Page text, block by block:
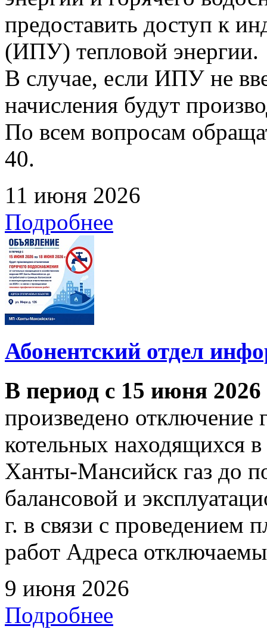
предоставить доступ к
(ИПУ) тепловой энергии.
В случае, если ИПУ не
начисления будут
По всем вопросам
40.
11 июня 2026
Подробнее
Абонентский отдел
В период с 15 июня
произведено отключение
котельных находящихся
Ханты-Мансийск газ до
балансовой и
г. в связи с проведением
работ Адреса
9 июня 2026
Подробнее